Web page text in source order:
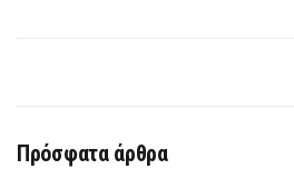
Πρόσφατα άρθρα